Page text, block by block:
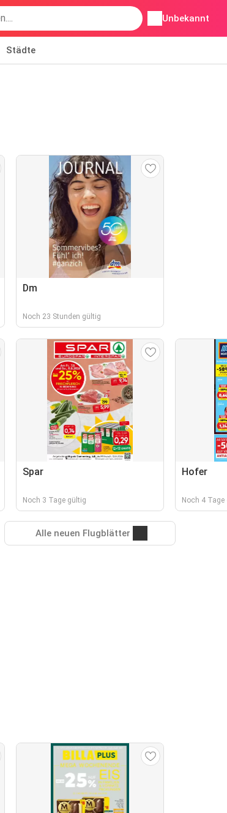
Unbekannt
Städte
Dm
Noch 23 Stunden gültig
Spar
Noch 3 Tage gültig
Hofer
Noch 4
Alle neuen Flugblätter